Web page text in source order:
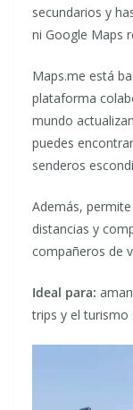
secundarios y
ni Google Maps
Maps.me está
plataforma
mundo
puedes
senderos
Además,
distancias y
compañeros de
Ideal para:
trips y el turismo